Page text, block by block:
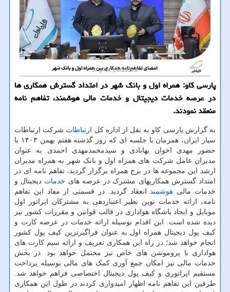
پارسی کاو: همراه اول و بانک شهر در امتداد گسترش همکاری ها
در عرصه خدمات دیجیتال و خدمات مالی هوشمند، تفاهم نامه
منعقد نمودند.
به گزارش پارسی کاو به نقل از اداره کل ارتباطات شرکت ارتباطات
سیار ایران، همزمان با جلسه ای که روز گذشته هفتم بهمن ۱۴۰۳ با
حضور مهدی اخوان بهابادی و سیدمحمدمهدی احمدی به عنوان
مدیران عامل شرکت های همراه اول و بانک شهر به همراه مدیران
ارشد این مجموعه ها در برج همراه برگزار گردید، تفاهم نامه ای در
امتداد گسترش همکاریهای مشترک در عرصه های خدمات دیجیتال و
خدمات مالی هوشمندانعقاد گردید. در قسمتی از مفاد این تفاهم
نامه، ارائه خدمات نوین نظیر اعتباردهی به مشترکان اپراتور اول
موبایل و ایجاد باشگاه هواداری در قالب قوانین و مقررات کشور نیز
دیده شده است. این اقدام بوسیله ارائه خدمات در عرصه کارت و
کیف پول دیجیتال همراه اول به عنوان فراگیرترین کیف پول کشور
انجام خواهد شد؛ در راه این همکاری تعریف و ارائه سیم کارت های
هواداری با پروموشن های خاص نیز محتمل خواهد بود. در بخش
خدمات مالی نیز امکان جمع آوری کمک های مالی بوسیله پرداخت
مستقیم اپراتوری و کیف پول دیجیتال اختصاصی فراهم خواهد شد.
طرفین این تفاهم نامه اظهار امیدواری کردند در طول این همکاری